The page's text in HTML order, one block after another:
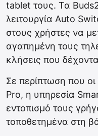
tablet τους. Τα
λειτουργία Auto
στους χρήστες να
αγαπημένη τους
κλήσεις που
Σε περίπτωση που
Pro, η υπηρεσία
εντοπισμό τους
τοποθετημένα στη